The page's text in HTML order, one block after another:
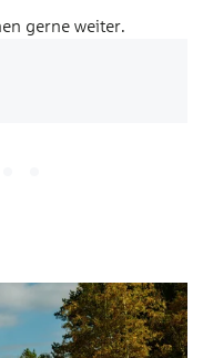
gerne weiter.